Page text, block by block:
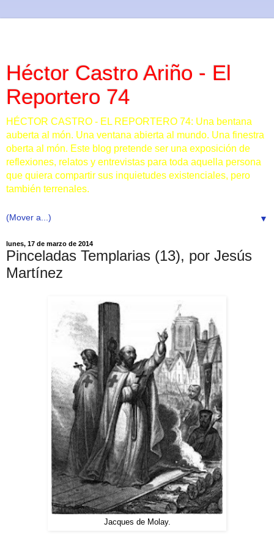
Héctor Castro Ariño - El
Reportero 74
HÉCTOR CASTRO - EL REPORTERO 74: Una bentana
auberta al món. Una ventana abierta al mundo. Una finestra
oberta al món. Este blog pretende ser una exposición de
reflexiones, relatos y entrevistas para toda aquella persona
que quiera compartir sus inquietudes existenciales, pero
también terrenales.
▼
lunes, 17 de marzo de 2014
Pinceladas Templarias (13), por Jesús
Martínez
Jacques de Molay.